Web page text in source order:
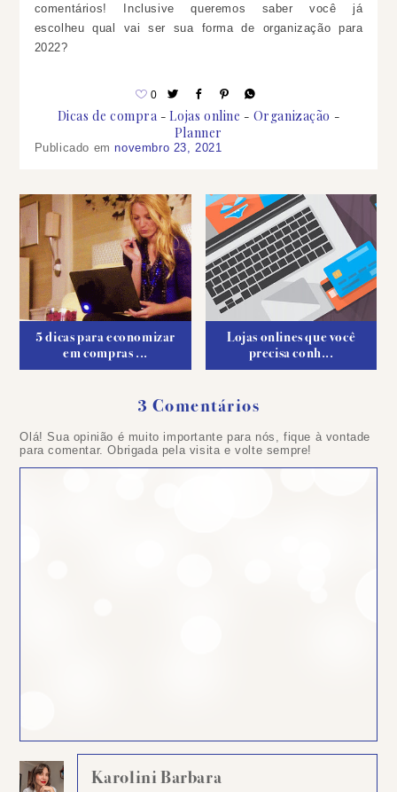
comentários! Inclusive queremos saber você já
escolheu qual vai ser sua forma de organização para
2022?
0
Dicas de compra Lojas online
Organização
Planner
Publicado emnovembro 23, 2021
5 dicas para economizar
em compras ...
Lojas onlines que você
precisa conh...
3 Comentários
Olá! Sua opinião é muito importante para nós, fique à vontade
para comentar. Obrigada pela visita e volte sempre!
Karolini Barbara